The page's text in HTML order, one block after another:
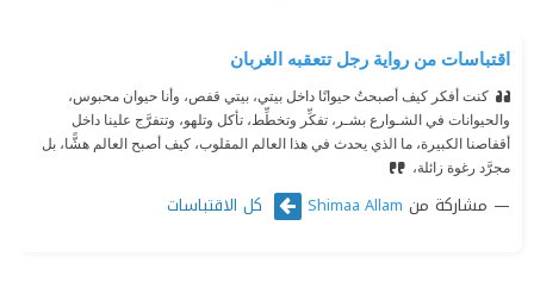
اقتباسات من رواية رجل تتعقبه الغربان
كنت أفكر كيف أصبحتُ حيوانًا داخل بيتي، بيتي قفص، وأنا حيوان محبوس،
والحيوانات في الشـوارع بشـر، تفكِّر وتخطِّط، تأكل وتلهو، وتتفرَّج علينا داخل
أقفاصنا الكبيرة، ما الذي يحدث في هذا العالم المقلوب، كيف أصبح العالم هشًّا، بل
مجرَّد رغوة زائلة،
مشاركة من Shimaa Allam كل الاقتباسات